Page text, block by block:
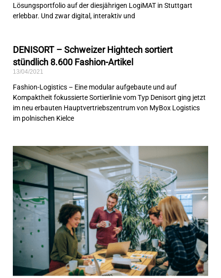
Lösungsportfolio auf der diesjährigen LogiMAT in Stuttgart
erlebbar. Und zwar digital, interaktiv und
DENISORT – Schweizer Hightech sortiert
stündlich 8.600 Fashion-Artikel
13/04/2021
Fashion-Logistics – Eine modular aufgebaute und auf
Kompaktheit fokussierte Sortierlinie vom Typ Denisort ging jetzt
im neu erbauten Hauptvertriebszentrum von MyBox Logistics
im polnischen Kielce